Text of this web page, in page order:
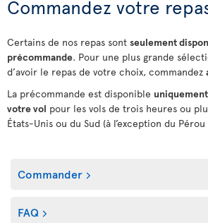
Commandez votre
Certains de nos repas sont seulement
précommande. Pour une plus grande
d’avoir le repas de votre choix, commandez
La précommande est disponible
votre vol pour les vols de trois heures ou
États-Unis ou du Sud (à l’exception du
Commander
FAQ